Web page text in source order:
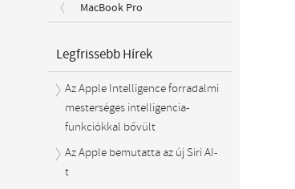
MacBook Pro
Legfrissebb Hírek
Az Apple Intelligence forradalmi
mesterséges intelligencia-
funkciókkal bővült
Az Apple bemutatta az új Siri AI-
t